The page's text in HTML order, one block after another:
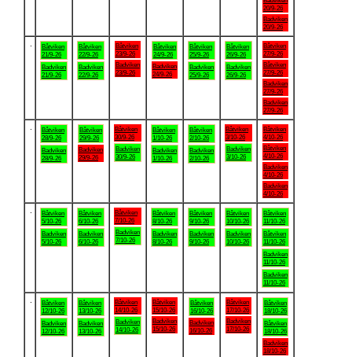
20/9-26
Badviken
20/9-26
Båtviken
21/9-26
Badviken
21/9-26
Båtviken
22/9-26
Badviken
22/9-26
Båtviken
23/9-26
Badviken
23/9-26
Båtviken
24/9-26
Badviken
24/9-26
Båtviken
25/9-26
Badviken
25/9-26
Båtviken
26/9-26
Badviken
26/9-26
Båtviken
27/9-26
Båtviken
27/9-26
Badviken
27/9-26
Badviken
27/9-26
Båtviken
28/9-26
Badviken
28/9-26
Båtviken
29/9-26
Badviken
29/9-26
Båtviken
30/9-26
Badviken
30/9-26
Båtviken
1/10-26
Badviken
1/10-26
Båtviken
2/10-26
Badviken
2/10-26
Båtviken
3/10-26
Badviken
3/10-26
Båtviken
4/10-26
Båtviken
4/10-26
Badviken
4/10-26
Badviken
4/10-26
Båtviken
5/10-26
Badviken
5/10-26
Båtviken
6/10-26
Badviken
6/10-26
Båtviken
7/10-26
Badviken
7/10-26
Båtviken
8/10-26
Badviken
8/10-26
Båtviken
9/10-26
Badviken
9/10-26
Båtviken
10/10-26
Badviken
10/10-26
Båtviken
11/10-26
Båtviken
11/10-26
Badviken
11/10-26
Badviken
11/10-26
Båtviken
12/10-26
Badviken
12/10-26
Båtviken
13/10-26
Badviken
13/10-26
Båtviken
14/10-26
Badviken
14/10-26
Båtviken
15/10-26
Badviken
15/10-26
Båtviken
16/10-26
Badviken
16/10-26
Båtviken
17/10-26
Badviken
17/10-26
Båtviken
18/10-26
Båtviken
18/10-26
Badviken
18/10-26